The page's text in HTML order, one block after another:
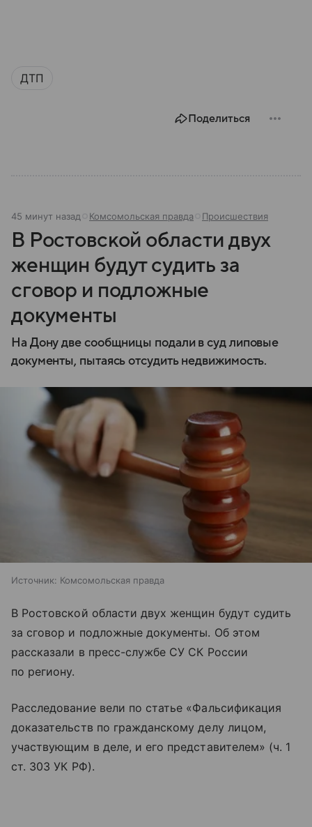
ДТП
Поделиться
45 минут назад Комсомольская правда Происшествия
В Ростовской области двух
женщин будут судить за
сговор и подложные
документы
На Дону две сообщницы подали в суд липовые
документы, пытаясь отсудить недвижимость.
Источник: Комсомольская правда
В Ростовской области двух женщин будут судить
за сговор и подложные документы. Об этом
рассказали в пресс-службе СУ СК России
по региону.
Расследование вели по статье «Фальсификация
доказательств по гражданскому делу лицом,
участвующим в деле, и его представителем» (ч. 1
ст. 303 УК РФ).